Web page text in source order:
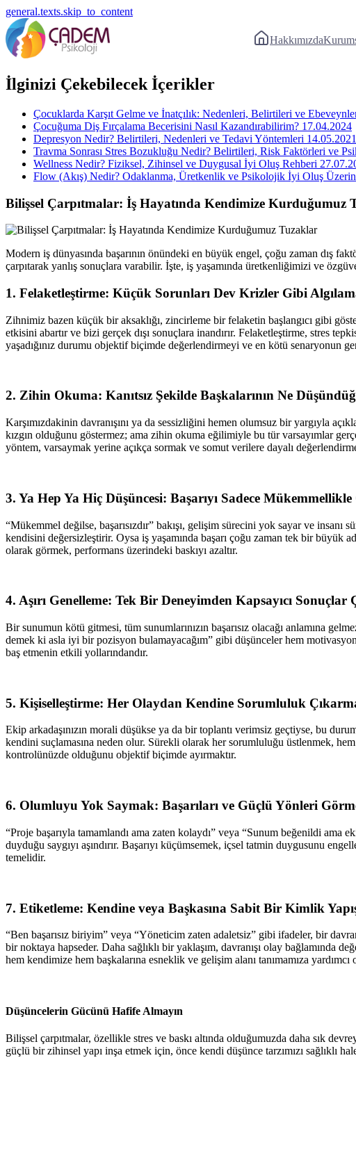
general.texts.skip_to_content
Hakkımızda
İlginizi Çekebilecek İçerikler
Çocuklarda Karşıt Gelme ve İnatçılık: Nedenleri, Belirtileri ve
Çocuğuma Diş Fırçalama Becerisini Nasıl Kazandırabilirim? 17.04.2024
Depresyon Nedir? Belirtileri, Nedenleri ve Tedavi Yöntemleri 14.05.2021
Travma Sonrası Stres Bozukluğu Nedir? Belirtileri, Risk Faktörleri ve
Wellness Nedir? Fiziksel, Zihinsel ve Duygusal İyi Oluş Rehberi
Flow (Akış) Nedir? Odaklanma, Üretkenlik ve Psikolojik İyi Oluş
Bilişsel Çarpıtmalar: İş Hayatında Kendimize Kurduğumuz
Modern iş dünyasında başarının önündeki en büyük engel, çoğu zaman dış
çarpıtarak yanlış sonuçlara varabilir. İşte, iş yaşamında üretkenliğimizi ve
1. Felaketleştirme: Küçük Sorunları Dev Krizler Gibi
Zihnimiz bazen küçük bir aksaklığı, zincirleme bir felaketin başlangıcı gibi
etkisini abartır ve bizi gerçek dışı sonuçlara inandırır. Felaketleştirme, stres
yaşadığınız durumu objektif biçimde değerlendirmeyi ve en kötü senaryonun
2. Zihin Okuma: Kanıtsız Şekilde Başkalarının Ne
Karşımızdakinin davranışını ya da sessizliğini hemen olumsuz bir yargıyla
kızgın olduğunu göstermez; ama zihin okuma eğilimiyle bu tür varsayımlar
yöntem, varsaymak yerine açıkça sormak ve somut verilere dayalı
3. Ya Hep Ya Hiç Düşüncesi: Başarıyı Sadece
“Mükemmel değilse, başarısızdır” bakışı, gelişim sürecini yok sayar ve
kendisini değersizleştirir. Oysa iş yaşamında başarı çoğu zaman tek bir büyük
olarak görmek, performans üzerindeki baskıyı azaltır.
4. Aşırı Genelleme: Tek Bir Deneyimden Kapsayıcı Sonuçlar
Bir sunumun kötü gitmesi, tüm sunumlarınızın başarısız olacağı anlamına
demek ki asla iyi bir pozisyon bulamayacağım” gibi düşünceler hem
baş etmenin etkili yollarındandır.
5. Kişiselleştirme: Her Olaydan Kendine Sorumluluk
Ekip arkadaşınızın morali düşükse ya da bir toplantı verimsiz geçtiyse, bu
kendini suçlamasına neden olur. Sürekli olarak her sorumluluğu üstlenmek,
kontrolünüzde olduğunu objektif biçimde ayırmaktır.
6. Olumluyu Yok Saymak: Başarıları ve Güçlü Yönleri
“Proje başarıyla tamamlandı ama zaten kolaydı” veya “Sunum beğenildi ama
duyduğu saygıyı aşındırır. Başarıyı küçümsemek, içsel tatmin duygusunu
temelidir.
7. Etiketleme: Kendine veya Başkasına Sabit Bir Kimlik
“Ben başarısız biriyim” veya “Yöneticim zaten adaletsiz” gibi ifadeler, bir
bir noktaya hapseder. Daha sağlıklı bir yaklaşım, davranışı olay bağlamında
hem kendimize hem başkalarına esneklik ve gelişim alanı tanımamıza yardımcı
Düşüncelerin Gücünü Hafife Almayın
Bilişsel çarpıtmalar, özellikle stres ve baskı altında olduğumuzda daha sık
güçlü bir zihinsel yapı inşa etmek için, önce kendi düşünce tarzımızı